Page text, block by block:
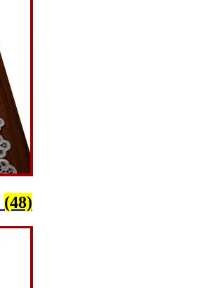
(48)